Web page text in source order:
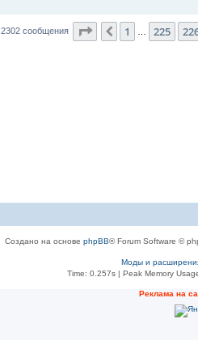
2302 сообщения Страница 227из
Пред.
1 225
Создано на основе phpBB® Forum Software ©
Моды и
Time: 0.257s| Peak Memory
Рeклама на